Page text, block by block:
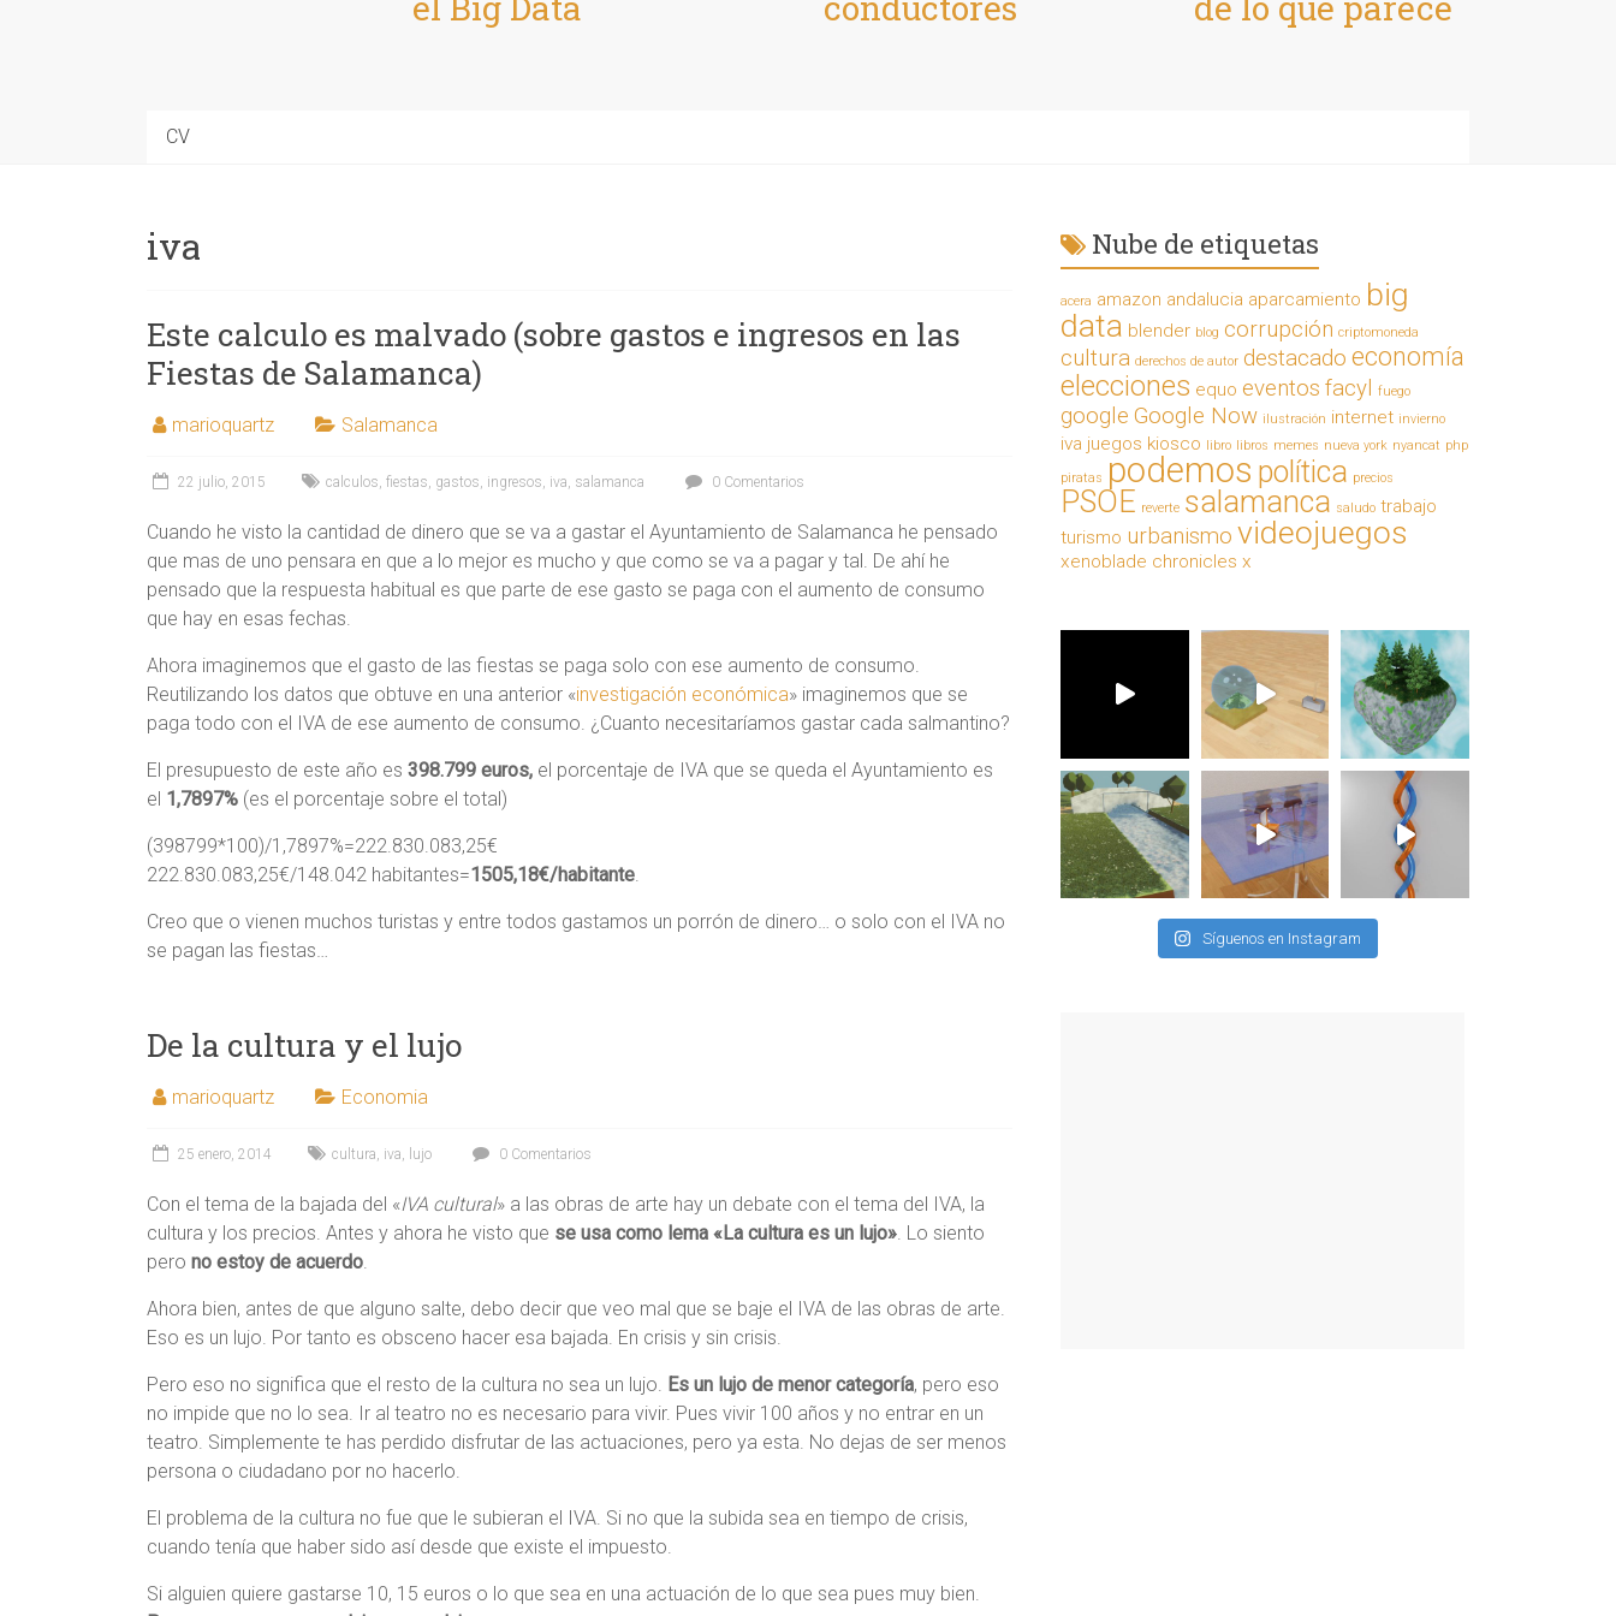
CV
iva
Este calculo es malvado (sobre gastos e ingresos en las
Fiestas de Salamanca)
marioquartz Salamanca
22 julio, 2015 calculos, fiestas, gastos, ingresos, iva, salamanca 0 Comentarios
Cuando he visto la cantidad de dinero que se va a gastar el Ayuntamiento de Salamanca he pensado
que mas de uno pensara en que a lo mejor es mucho y que como se va a pagar y tal. De ahí he
pensado que la respuesta habitual es que parte de ese gasto se paga con el aumento de consumo
que hay en esas fechas.
Ahora imaginemos que el gasto de las fiestas se paga solo con ese aumento de consumo.
Reutilizando los datos que obtuve en una anterior «investigación económica» imaginemos que se
paga todo con el IVA de ese aumento de consumo. ¿Cuanto necesitaríamos gastar cada salmantino?
El presupuesto de este año es 398.799 euros, el porcentaje de IVA que se queda el Ayuntamiento es
el 1,7897% (es el porcentaje sobre el total)
(398799*100)/1,7897%=222.830.083,25€
222.830.083,25€/148.042 habitantes=1505,18€/habitante.
Creo que o vienen muchos turistas y entre todos gastamos un porrón de dinero… o solo con el IVA no
se pagan las fiestas…
De la cultura y el lujo
marioquartz Economia
25 enero, 2014 cultura, iva, lujo 0 Comentarios
Con el tema de la bajada del «IVA cultural» a las obras de arte hay un debate con el tema del IVA, la
cultura y los precios. Antes y ahora he visto que se usa como lema «La cultura es un lujo». Lo siento
pero no estoy de acuerdo.
Ahora bien, antes de que alguno salte, debo decir que veo mal que se baje el IVA de las obras de arte.
Eso es un lujo. Por tanto es obsceno hacer esa bajada. En crisis y sin crisis.
Pero eso no significa que el resto de la cultura no sea un lujo. Es un lujo de menor categoría, pero eso
no impide que no lo sea. Ir al teatro no es necesario para vivir. Pues vivir 100 años y no entrar en un
teatro. Simplemente te has perdido disfrutar de las actuaciones, pero ya esta. No dejas de ser menos
persona o ciudadano por no hacerlo.
El problema de la cultura no fue que le subieran el IVA. Si no que la subida sea en tiempo de crisis,
cuando tenía que haber sido así desde que existe el impuesto.
Si alguien quiere gastarse 10, 15 euros o lo que sea en una actuación de lo que sea pues muy bien.
Nube de etiquetas
acera amazon andalucia aparcamiento big
data blender blog corrupción criptomoneda
cultura derechos de autor destacado economía
elecciones equo eventos facyl fuego
google Google Now ilustración internet invierno
iva juegos kiosco libro libros memes nueva york nyancat php
piratas podemos política precios
PSOE reverte salamanca saludo trabajo
turismo urbanismo videojuegos
xenoblade chronicles x
Síguenos en Instagram